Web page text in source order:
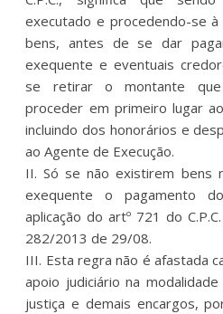
executado e procedendo-se à
bens, antes de se dar
exequente e eventuais
se retirar o montante que
proceder em primeiro lugar
incluindo dos honorários e
ao Agente de Execução.
II. Só se não existirem bens
exequente o pagamento
aplicação do artº 721 do
282/2013 de 29/08.
III. Esta regra não é afastada
apoio judiciário na
justiça e demais encargos,